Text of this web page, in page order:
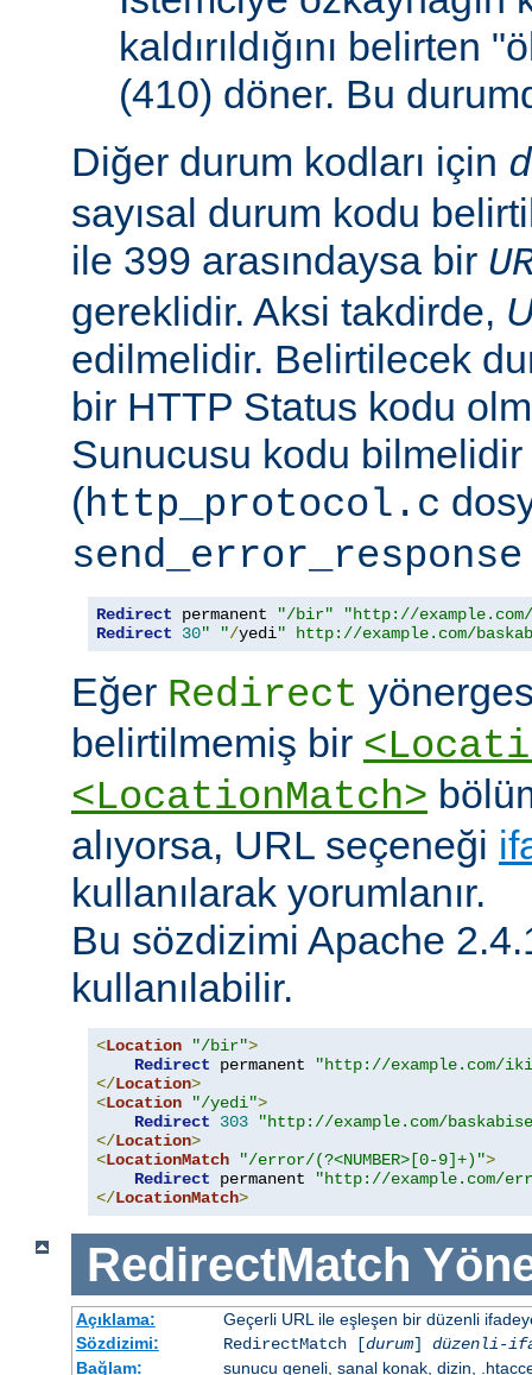
kaldırıldığını belirten
(410) döner. Bu
Diğer durum kodları için
sayısal durum kodu
ile 399 arasındaysa bir
gereklidir. Aksi takdirde,
edilmelidir. Belirtilecek
bir HTTP Status kodu
Sunucusu kodu bilmelidir
(http_protocol.c
send_error_response
Redirect permanent "/bir"
"http://
Redirect
30" "/yedi" http://example.com/
Eğer Redirect
belirtilmemiş bir
<LocationMatch>
alıyorsa, URL seçeneği
kullanılarak yorumlanır.
Bu sözdizimi Apache
kullanılabilir.
<Location "/bir">
Redirect permanent
"http://example.com/
</Location>
<Location "/yedi">
Redirect
303
"http://example.com/
</Location>
<LocationMatch "/error/(?<NUMBER>[0-9]+)">
Redirect permanent
"http://example.com/
</LocationMatch>
RedirectMatch
Açıklama:
Geçerli URL ile eşleşen bir düzenli
Sözdizimi:
RedirectMatch [durum] düzenli-
Bağlam:
sunucu geneli, sanal konak, dizin,